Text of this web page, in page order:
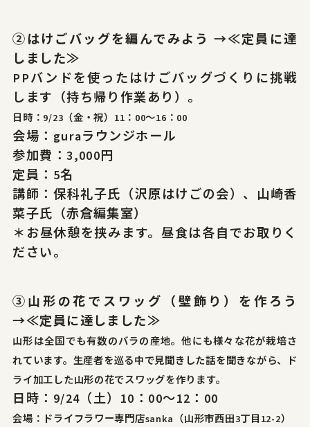
②はけごバッグを編んでみよう →≪定員に達
しました≫
PPバンドを使ったはけごバッグづくりに挑戦
します（持ち帰り作業あり）。
日時：9/23（金・祝）11：00～16：00
会場：guraラウンジホール
参加費：3,000円
定員：5名
講師：保科礼子氏（沢原はけごの会）、山崎香
菜子氏（赤倉編集室）
＊お昼休憩を挟みます。昼食は各自でお取りく
ださい。
③山形の花でスワッグ（壁飾り）を作ろう
→≪定員に達しました≫
山形は全国でも有数のバラの産地。他にも様々な花が栽培さ
れています。生産者を巡る中で見聞きした話を聞きながら、ド
ライ加工した山形の花でスワッグを作ります。
日時：9/24（土）10：00～12：00
会場：ドライフラワー専門店sanka（山形市西田3丁目12-2）